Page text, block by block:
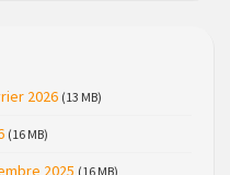
de Saint Just, ses
piscine
2026 (13 MB)
(16 MB)
2025 (16 MB)